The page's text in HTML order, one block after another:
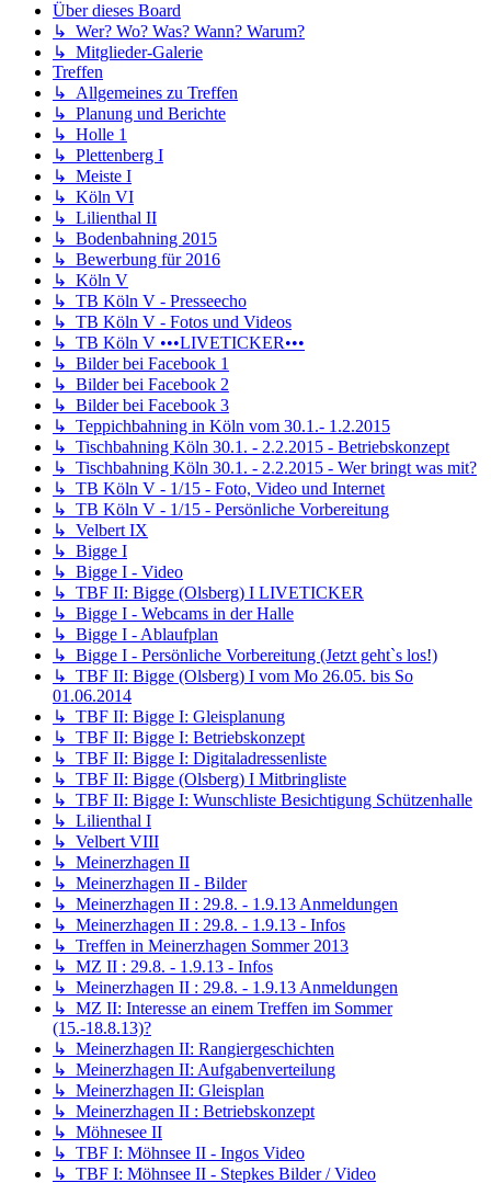
Über dieses Board
↳ Wer? Wo? Was? Wann? Warum?
↳ Mitglieder-Galerie
Treffen
↳ Allgemeines zu Treffen
↳ Planung und Berichte
↳ Holle 1
↳ Plettenberg I
↳ Meiste I
↳ Köln VI
↳ Lilienthal II
↳ Bodenbahning 2015
↳ Bewerbung für 2016
↳ Köln V
↳ TB Köln V - Presseecho
↳ TB Köln V - Fotos und Videos
↳ TB Köln V •••LIVETICKER•••
↳ Bilder bei Facebook 1
↳ Bilder bei Facebook 2
↳ Bilder bei Facebook 3
↳ Teppichbahning in Köln vom 30.1.- 1.2.2015
↳ Tischbahning Köln 30.1. - 2.2.2015 - Betriebskonzept
↳ Tischbahning Köln 30.1. - 2.2.2015 - Wer bringt was mit?
↳ TB Köln V - 1/15 - Foto, Video und Internet
↳ TB Köln V - 1/15 - Persönliche Vorbereitung
↳ Velbert IX
↳ Bigge I
↳ Bigge I - Video
↳ TBF II: Bigge (Olsberg) I LIVETICKER
↳ Bigge I - Webcams in der Halle
↳ Bigge I - Ablaufplan
↳ Bigge I - Persönliche Vorbereitung (Jetzt geht`s los!)
↳ TBF II: Bigge (Olsberg) I vom Mo 26.05. bis So
01.06.2014
↳ TBF II: Bigge I: Gleisplanung
↳ TBF II: Bigge I: Betriebskonzept
↳ TBF II: Bigge I: Digitaladressenliste
↳ TBF II: Bigge (Olsberg) I Mitbringliste
↳ TBF II: Bigge I: Wunschliste Besichtigung Schützenhalle
↳ Lilienthal I
↳ Velbert VIII
↳ Meinerzhagen II
↳ Meinerzhagen II - Bilder
↳ Meinerzhagen II : 29.8. - 1.9.13 Anmeldungen
↳ Meinerzhagen II : 29.8. - 1.9.13 - Infos
↳ Treffen in Meinerzhagen Sommer 2013
↳ MZ II : 29.8. - 1.9.13 - Infos
↳ Meinerzhagen II : 29.8. - 1.9.13 Anmeldungen
↳ MZ II: Interesse an einem Treffen im Sommer
(15.-18.8.13)?
↳ Meinerzhagen II: Rangiergeschichten
↳ Meinerzhagen II: Aufgabenverteilung
↳ Meinerzhagen II: Gleisplan
↳ Meinerzhagen II : Betriebskonzept
↳ Möhnesee II
↳ TBF I: Möhnsee II - Ingos Video
↳ TBF I: Möhnsee II - Stepkes Bilder / Video